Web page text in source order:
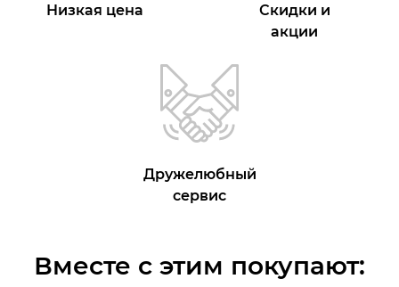
Низкая цена
Скидки и
акции
Дружелюбный
сервис
Вместе с этим покупают: